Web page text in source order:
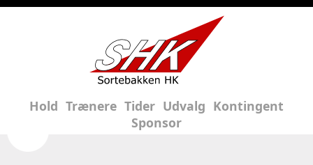
Hold Trænere Tider Udvalg Kontingent
Sponsor